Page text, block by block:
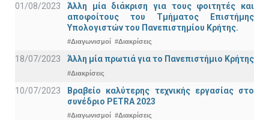
01/08/2023
Άλλη μία διάκριση για τους φοιτητές και
αποφοίτους του Τμήματος Επιστήμης
Υπολογιστών του Πανεπιστημίου Κρήτης.
#Διαγωνισμοί #Διακρίσεις
18/07/2023 Άλλη μία πρωτιά για το Πανεπιστήμιο Κρήτης
#Διακρίσεις
10/07/2023
Βραβείο καλύτερης τεχνικής εργασίας στο
συνέδριο PETRA 2023
#Διαγωνισμοί #Διακρίσεις